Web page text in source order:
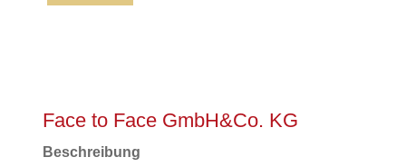
Face to Face GmbH&Co. KG
Beschreibung